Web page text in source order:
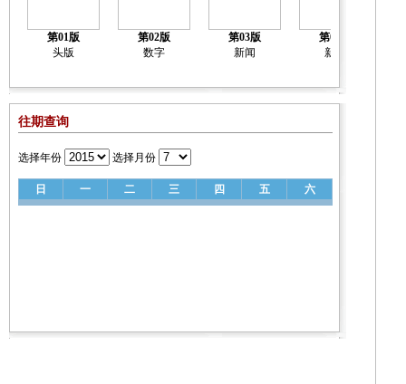
第01版
头版
第02版
数字
第03版
新闻
第04版
新闻
往期查询
选择年份 选择月份
日 一 二 三 四 五 六